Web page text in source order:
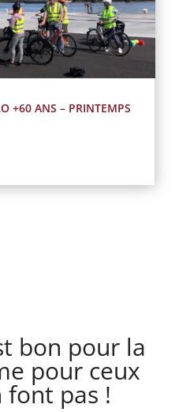
+60 ANS – PRINTEMPS
bon pour la
pour ceux
font pas !